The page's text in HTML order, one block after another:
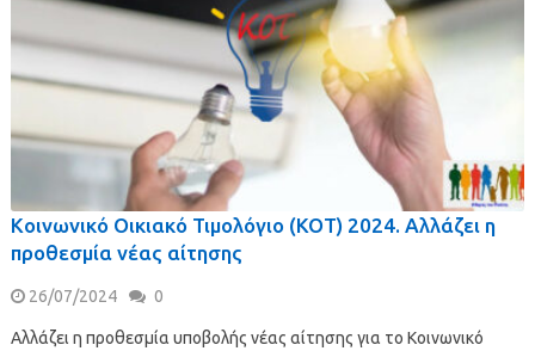
Κοινωνικό Οικιακό Τιμολόγιο (ΚΟΤ) 2024. Αλλάζει η
προθεσμία νέας αίτησης
26/07/2024 0
Αλλάζει η προθεσμία υποβολής νέας αίτησης για το Κοινωνικό